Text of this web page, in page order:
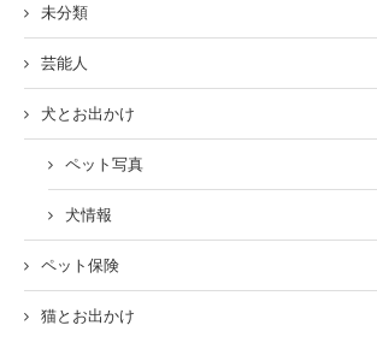
未分類
芸能人
犬とお出かけ
ペット写真
犬情報
ペット保険
猫とお出かけ